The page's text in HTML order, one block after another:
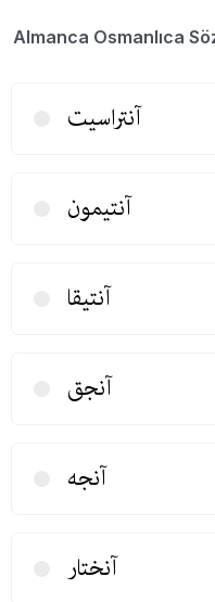
Almanca Osmanlıca
آنتراسیت
آنتیمون
آنتیقا
آنجق
آنجه
آنختار